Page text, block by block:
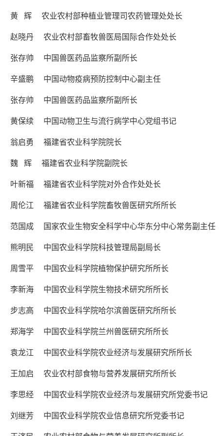
黄 辉 农业农村部种植业管理司农药管理处处长
赵晓丹 农业农村部畜牧兽医局国际合作处处长
张存帅 中国兽医药品监察所副所长
辛盛鹏 中国动物疫病预防控制中心副主任
张存帅 中国兽医药品监察所副所长
黄保续 中国动物卫生与流行病学中心党组书记
翁启勇 福建省农业科学院院长
魏 辉 福建省农业科学院副院长
叶新福 福建省农业科学院对外合作处处长
周伦江 福建省农业科学院畜牧兽医研究所所长
范国成 国家农业生物安全科学中心华东分中心常务副主任
熊明民 中国农业科学院科技管理局副局长
周雪平 中国农业科学院植物保护研究所所长
李新海 中国农业科学院生物技术研究所所长
步志高 中国农业科学院哈尔滨兽医研究所所长
郑海学 中国农业科学院兰州兽医研究所所长
袁龙江 中国农业科学院农业经济与发展研究所所长
王加启 农业农村部食物与营养发展研究所所长
李思经 中国农业科学院农业经济与发展研究所党委书记
刘继芳 中国农业科学院农业信息研究所党委书记